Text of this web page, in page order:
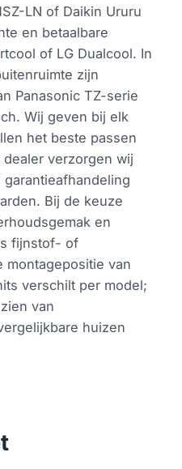
LN of Daikin Ururu
en betaalbare
of LG Dualcool. In
zijn
Panasonic TZ-serie
Wij geven bij elk
het beste passen
verzorgen wij
Bij de keuze
en
fijnstof- of
montagepositie van
verschilt per model;
van
huizen